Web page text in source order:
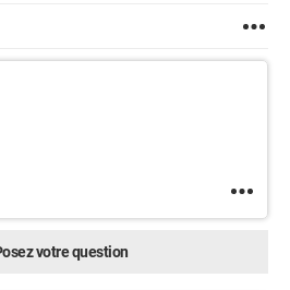
votre question